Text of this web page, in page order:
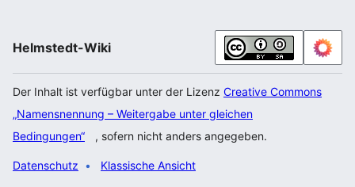
Helmstedt-Wiki
Der Inhalt ist verfügbar unter der Lizenz Creative Commons
„Namensnennung – Weitergabe unter gleichen
Bedingungen“
, sofern nicht anders angegeben.
Datenschutz Klassische Ansicht